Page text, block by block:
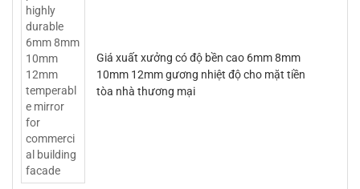
Giá xuất xưởng có độ bền cao 6mm 8mm
10mm 12mm gương nhiệt độ cho mặt tiền
tòa nhà thương mại